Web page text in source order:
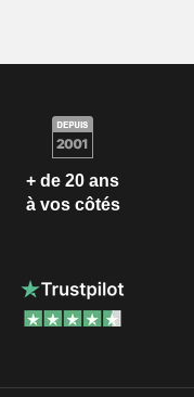
+ de 20 ans
à vos côtés